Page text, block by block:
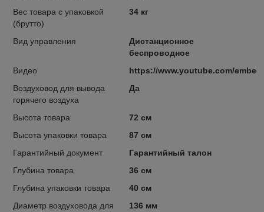
Вес товара с упаковкой
(брутто)
34 кг
Вид управления
Дистанционное
беспроводное
Видео
https://www.youtube.com/
Воздуховод для вывода
горячего воздуха
Да
Высота товара
72 см
Высота упаковки товара
87 см
Гарантийный документ
Гарантийный талон
Глубина товара
36 см
Глубина упаковки товара
40 см
Диаметр воздуховода для
136 мм